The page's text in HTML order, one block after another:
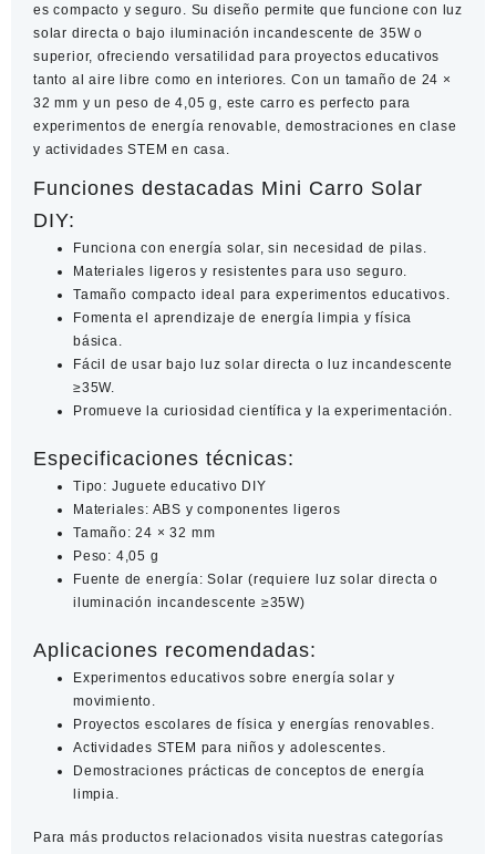
es compacto y seguro. Su diseño permite que funcione con luz
solar directa o bajo iluminación incandescente de 35W o
superior, ofreciendo versatilidad para proyectos educativos
tanto al aire libre como en interiores. Con un tamaño de 24 ×
32 mm y un peso de 4,05 g, este carro es perfecto para
experimentos de energía renovable, demostraciones en clase
y actividades STEM en casa.
Funciones destacadas Mini Carro Solar
DIY:
Funciona con energía solar, sin necesidad de pilas.
Materiales ligeros y resistentes para uso seguro.
Tamaño compacto ideal para experimentos educativos.
Fomenta el aprendizaje de energía limpia y física
básica.
Fácil de usar bajo luz solar directa o luz incandescente
≥35W.
Promueve la curiosidad científica y la experimentación.
Especificaciones técnicas:
Tipo: Juguete educativo DIY
Materiales: ABS y componentes ligeros
Tamaño: 24 × 32 mm
Peso: 4,05 g
Fuente de energía: Solar (requiere luz solar directa o
iluminación incandescente ≥35W)
Aplicaciones recomendadas:
Experimentos educativos sobre energía solar y
movimiento.
Proyectos escolares de física y energías renovables.
Actividades STEM para niños y adolescentes.
Demostraciones prácticas de conceptos de energía
limpia.
Para más productos relacionados visita nuestras categorías